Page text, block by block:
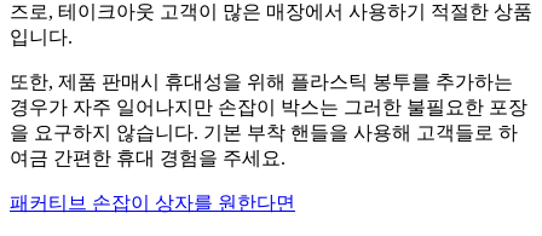
즈로, 테이크아웃 고객이 많은 매장에서 사용하기 적절한 상품
입니다.
또한, 제품 판매시 휴대성을 위해 플라스틱 봉투를 추가하는
경우가 자주 일어나지만 손잡이 박스는 그러한 불필요한 포장
을 요구하지 않습니다. 기본 부착 핸들을 사용해 고객들로 하
여금 간편한 휴대 경험을 주세요.
패커티브 손잡이 상자를 원한다면